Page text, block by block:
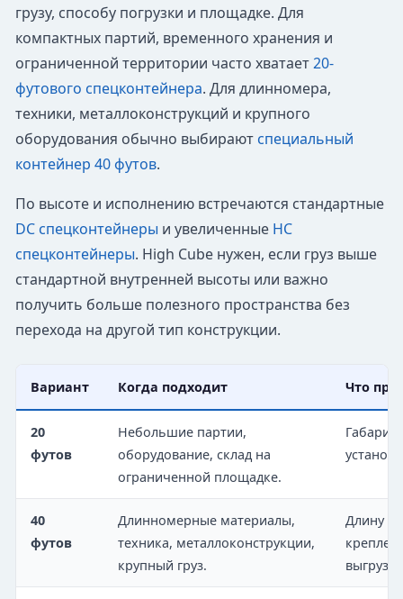
грузу, способу погрузки и площадке. Для
компактных партий, временного хранения и
ограниченной территории часто хватает20-
футового спецконтейнера. Для длинномера,
техники, металлоконструкций и крупного
оборудования обычно выбирают специальный
контейнер 40 футов.
По высоте и исполнению встречаются стандартные
DC спецконтейнеры и увеличенные HC
спецконтейнеры. High Cube нужен, если груз выше
стандартной внутренней высоты или важно
получить больше полезного пространства без
перехода на другой тип конструкции.
Вариант Когда подходит Что
20
футов
Небольшие партии,
оборудование, склад на
ограниченной площадке.
40
футов
Длинномерные материалы,
техника, металлоконструкции,
крупный груз.
Длину и